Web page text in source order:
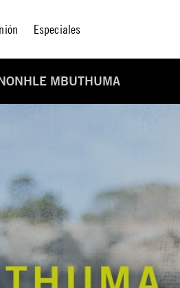
Especiales
MBUTHUMA